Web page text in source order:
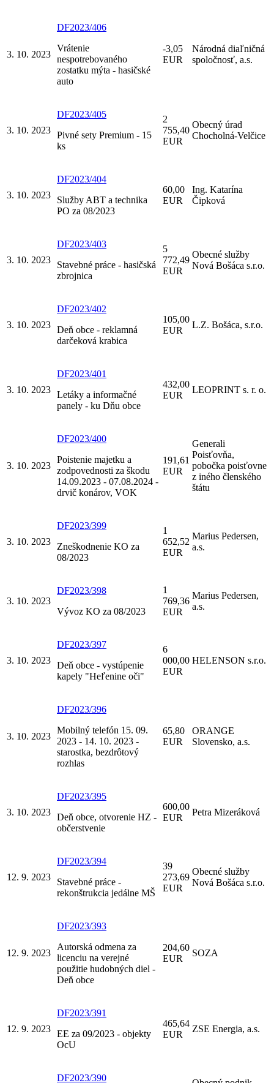
3. 10. 2023
DF2023/406
Vrátenie
nespotrebovaného
zostatku mýta - hasičské
auto
-3,05
EUR
Národná diaľničná
spoločnosť, a.s.
3. 10. 2023
DF2023/405
Pivné sety Premium - 15
ks
2
755,40
EUR
Obecný úrad
Chocholná-Velčice
3. 10. 2023
DF2023/404
Služby ABT a technika
PO za 08/2023
60,00
EUR
Ing. Katarína
Čipková
3. 10. 2023
DF2023/403
Stavebné práce - hasičská
zbrojnica
5
772,49
EUR
Obecné služby
Nová Bošáca s.r.o.
3. 10. 2023
DF2023/402
Deň obce - reklamná
darčeková krabica
105,00
EUR
L.Z. Bošáca, s.r.o.
3. 10. 2023
DF2023/401
Letáky a informačné
panely - ku Dňu obce
432,00
EUR
LEOPRINT s. r. o.
3. 10. 2023
DF2023/400
Poistenie majetku a
zodpovednosti za škodu
14.09.2023 - 07.08.2024 -
drvič konárov, VOK
191,61
EUR
Generali
Poisťovňa,
pobočka poisťovne
z iného členského
štátu
3. 10. 2023
DF2023/399
Zneškodnenie KO za
08/2023
1
652,52
EUR
Marius Pedersen,
a.s.
3. 10. 2023
DF2023/398
Vývoz KO za 08/2023
1
769,36
EUR
Marius Pedersen,
a.s.
3. 10. 2023
DF2023/397
Deň obce - vystúpenie
kapely "Heľenine oči"
6
000,00
EUR
HELENSON s.r.o.
3. 10. 2023
DF2023/396
Mobilný telefón 15. 09.
2023 - 14. 10. 2023 -
starostka, bezdrôtový
rozhlas
65,80
EUR
ORANGE
Slovensko, a.s.
3. 10. 2023
DF2023/395
Deň obce, otvorenie HZ -
občerstvenie
600,00
EUR
Petra Mizeráková
12. 9. 2023
DF2023/394
Stavebné práce -
rekonštrukcia jedálne MŠ
39
273,69
EUR
Obecné služby
Nová Bošáca s.r.o.
12. 9. 2023
DF2023/393
Autorská odmena za
licenciu na verejné
použitie hudobných diel -
Deň obce
204,60
EUR
SOZA
12. 9. 2023
DF2023/391
EE za 09/2023 - objekty
OcU
465,64
EUR
ZSE Energia, a.s.
DF2023/390